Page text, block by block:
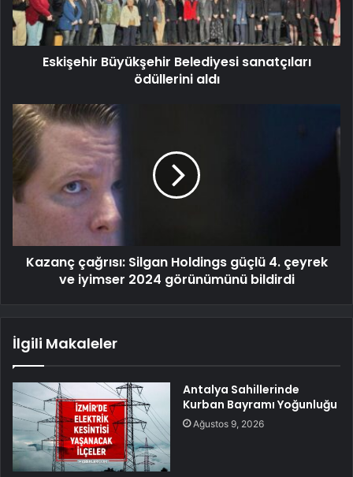
Eskişehir Büyükşehir Belediyesi sanatçıları
ödüllerini aldı
Kazanç çağrısı: Silgan Holdings güçlü 4. çeyrek
ve iyimser 2024 görünümünü bildirdi
İlgili Makaleler
Antalya Sahillerinde
Kurban Bayramı Yoğunluğu
Ağustos 9, 2026